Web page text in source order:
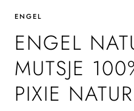
ENGEL
ENGEL
MUTSJE
PIXIE